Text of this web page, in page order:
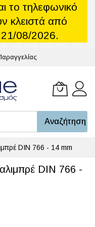
το τηλεφωνικό
κλειστά από
08/2026.
Το
Αναζήτηση
DIN 766 - 14 mm
DIN 766 -